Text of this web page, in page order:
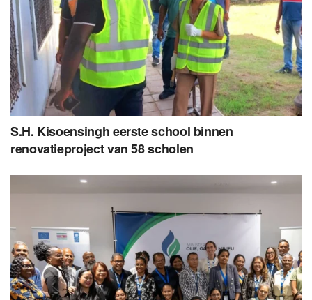
S.H. Kisoensingh eerste school binnen
renovatieproject van 58 scholen